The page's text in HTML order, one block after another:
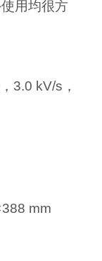
用均很方
， 3.0 kV/s ，
388 mm